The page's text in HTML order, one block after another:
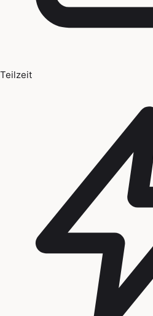
Teilzeit